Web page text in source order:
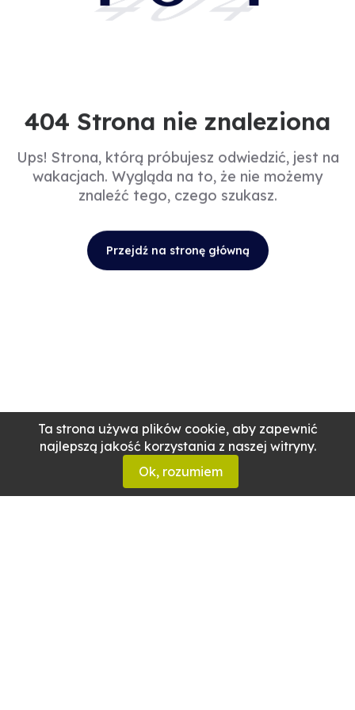
Ta strona używa plików cookie, aby zapewnić
najlepszą jakość korzystania z naszej witryny.
Ok, rozumiem
404 Strona nie znaleziona
Ups! Strona, którą próbujesz odwiedzić, jest na
wakacjach. Wygląda na to, że nie możemy
znaleźć tego, czego szukasz.
Przejdź na stronę główną